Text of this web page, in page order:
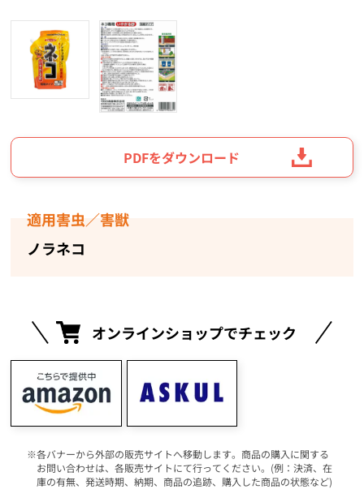
PDFをダウンロード
適用害虫／害獣
ノラネコ
オンラインショップでチェック
各バナーから外部の販売サイトへ移動します。商品の購入に関する
お問い合わせは、各販売サイトにて行ってください。(例：決済、在
庫の有無、発送時期、納期、商品の追跡、購入した商品の状態など)